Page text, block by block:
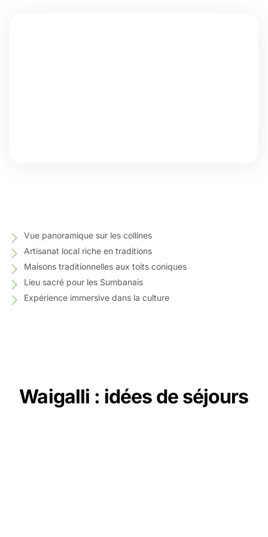
Vue panoramique sur les collines
Artisanat local riche en traditions
Maisons traditionnelles aux toits coniques
Lieu sacré pour les Sumbanais
Expérience immersive dans la culture
Waigalli : idées de séjours